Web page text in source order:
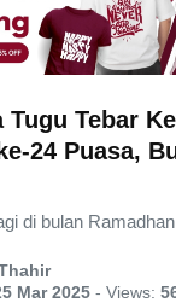
Tugu Tebar
24 Puasa,
di bulan Ramadhan
Mar 2025 - Views: